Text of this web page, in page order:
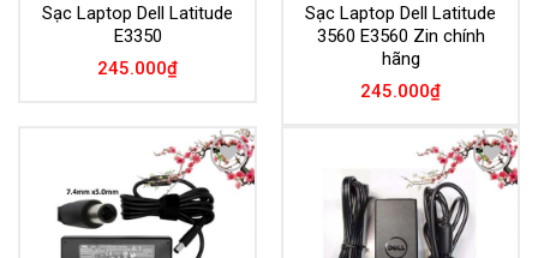
Sạc Laptop Dell Latitude
E3350
245.000₫
Sạc Laptop Dell Latitude
3560 E3560 Zin chính
hãng
245.000₫
Add to
Wishlist
Add to
Wishlist